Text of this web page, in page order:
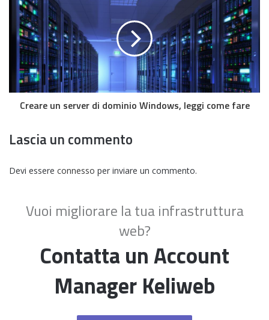
Creare un server di dominio Windows, leggi come fare
Lascia un commento
Devi essere connesso per inviare un commento.
Vuoi migliorare la tua infrastruttura
web?
Contatta un Account
Manager Keliweb